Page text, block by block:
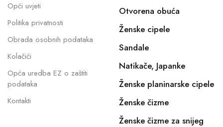
Opći uvjeti
Politika privatnosti
Obrada osobnih podataka
Kolačići
Opća uredba EZ o zaštiti
podataka
Kontakti
Otvorena obuća
Ženske cipele
Sandale
Natikače, Japanke
Ženske planinarske cipele
Ženske čizme
Ženske čizme za snijeg